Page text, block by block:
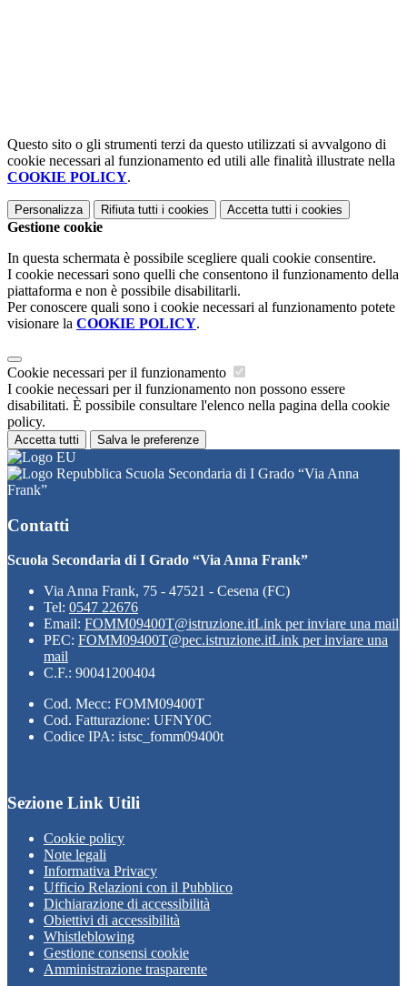
Questo sito o gli strumenti terzi da questo utilizzati si avvalgono di
cookie necessari al funzionamento ed utili alle finalità illustrate nella
COOKIE POLICY.
Personalizza Rifiuta tutti i cookies Accetta tutti i cookies
Gestione cookie
In questa schermata è possibile scegliere quali cookie consentire.
I cookie necessari sono quelli che consentono il funzionamento della
piattaforma e non è possibile disabilitarli.
Per conoscere quali sono i cookie necessari al funzionamento potete
visionare la COOKIE POLICY.
Cookie necessari per il funzionamento
I cookie necessari per il funzionamento non possono essere
disabilitati. È possibile consultare l'elenco nella pagina della cookie
policy.
Accetta tutti Salva le preferenze
Scuola Secondaria di I Grado “Via Anna
Frank”
Contatti
Scuola Secondaria di I Grado “Via Anna Frank”
Via Anna Frank, 75 - 47521 - Cesena (FC)
Tel: 0547 22676
Email: FOMM09400T@istruzione.itLink per inviare una mail
PEC: FOMM09400T@pec.istruzione.itLink per inviare una
mail
C.F.: 90041200404
Cod. Mecc: FOMM09400T
Cod. Fatturazione: UFNY0C
Codice IPA: istsc_fomm09400t
Sezione Link Utili
Cookie policy
Note legali
Informativa Privacy
Ufficio Relazioni con il Pubblico
Dichiarazione di accessibilità
Obiettivi di accessibilità
Whistleblowing
Gestione consensi cookie
Amministrazione trasparente